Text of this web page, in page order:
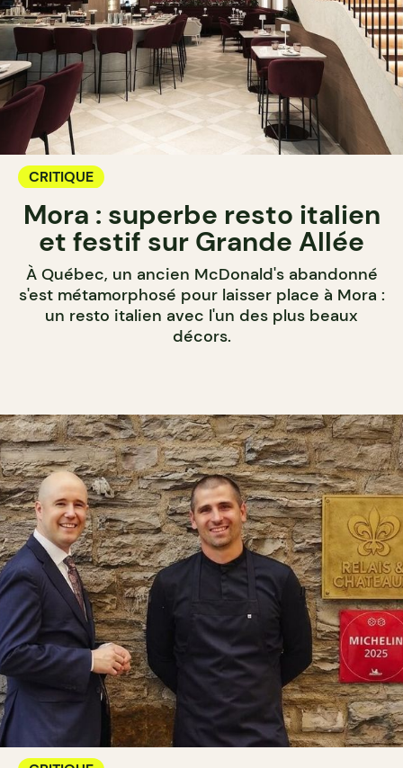
CRITIQUE
Mora : superbe resto italien
et festif sur Grande Allée
À Québec, un ancien McDonald's abandonné
s'est métamorphosé pour laisser place à Mora :
un resto italien avec l'un des plus beaux
décors.